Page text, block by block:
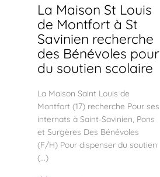
La Maison St Louis
de Montfort à St
Savinien recherche
des Bénévoles pour
du soutien scolaire
La Maison Saint Louis de
Montfort (17) recherche Pour ses
internats à Saint-Savinien, Pons
et Surgères Des Bénévoles
(F/H) Pour dispenser du soutien
(...)